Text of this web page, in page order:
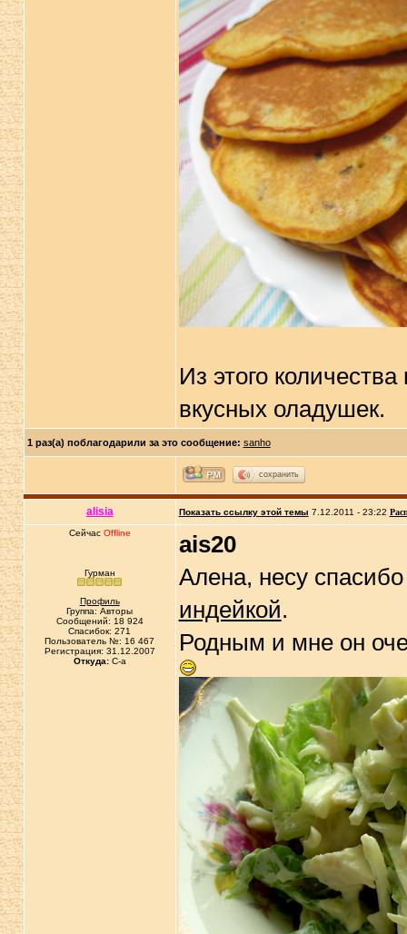
Из этого
вкусных оладушек.
1 раз(а) поблагодарили за это сообщение: sanho
сохранить
alisia Показать ссылку этой темы 7.12.2011 - 23:22
Сейчас Offline
Гурман
Профиль
Группа: Авторы
Сообщений: 18 924
Спасибок: 271
Пользователь №: 16 467
Регистрация: 31.12.2007
Откуда:C-a
ais20
Алена, несу
индейкой.
Родным и мне он